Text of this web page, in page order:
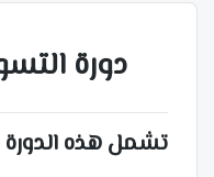
دورة
تشمل هذه الدورة